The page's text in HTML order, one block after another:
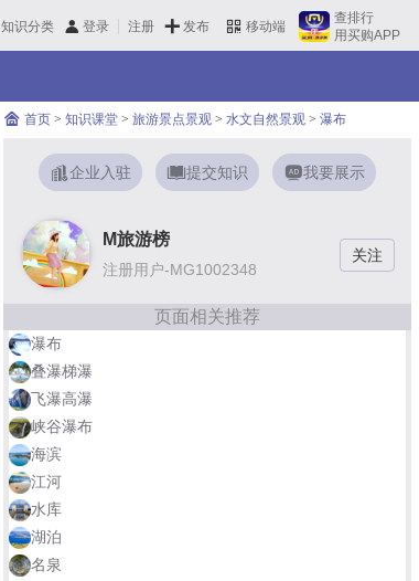
知识分类 登录 注册 发布 移动端
查排行
用买购APP
首页 > 知识课堂 > 旅游景点景观 > 水文自然景观 > 瀑布
企业入驻 提交知识 我要展示
M旅游榜
注册用户-MG1002348
页面相关推荐
瀑布
叠瀑梯瀑
飞瀑高瀑
峡谷瀑布
海滨
江河
水库
湖泊
名泉